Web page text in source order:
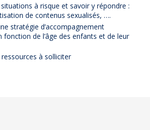
à risque et savoir y répondre :
de contenus sexualisés, ….
stratégie d’accompagnement
fonction de l’âge des enfants et de leur
à solliciter